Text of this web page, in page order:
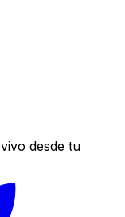
desde tu